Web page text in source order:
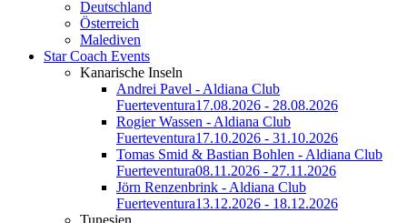
Deutschland
Österreich
Malediven
Star Coach Events
Kanarische Inseln
Andrei Pavel - Aldiana Club
Fuerteventura17.08.2026 - 28.08.2026
Rogier Wassen - Aldiana Club
Fuerteventura17.10.2026 - 31.10.2026
Tomas Smid & Bastian Bohlen - Aldiana Club
Fuerteventura08.11.2026 - 27.11.2026
Jörn Renzenbrink - Aldiana Club
Fuerteventura13.12.2026 - 18.12.2026
Tunesien